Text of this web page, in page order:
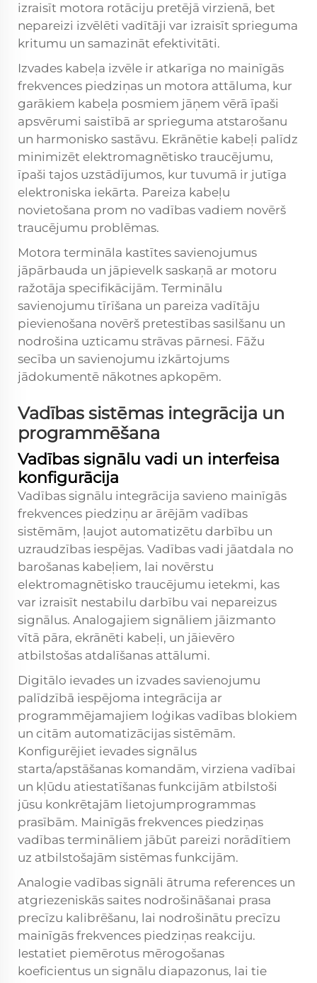
izraisīt motora rotāciju pretējā virzienā, bet
nepareizi izvēlēti vadītāji var izraisīt sprieguma
kritumu un samazināt efektivitāti.
Izvades kabeļa izvēle ir atkarīga no mainīgās
frekvences piedziņas un motora attāluma, kur
garākiem kabeļa posmiem jāņem vērā īpaši
apsvērumi saistībā ar sprieguma atstarošanu
un harmonisko sastāvu. Ekrānētie kabeļi palīdz
minimizēt elektromagnētisko traucējumu,
īpaši tajos uzstādījumos, kur tuvumā ir jutīga
elektroniska iekārta. Pareiza kabeļu
novietošana prom no vadības vadiem novērš
traucējumu problēmas.
Motora termināla kastītes savienojumus
jāpārbauda un jāpievelk saskaņā ar motoru
ražotāja specifikācijām. Terminālu
savienojumu tīrīšana un pareiza vadītāju
pievienošana novērš pretestības sasilšanu un
nodrošina uzticamu strāvas pārnesi. Fāžu
secība un savienojumu izkārtojums
jādokumentē nākotnes apkopēm.
Vadības sistēmas integrācija un
programmēšana
Vadības signālu vadi un interfeisa
konfigurācija
Vadības signālu integrācija savieno mainīgās
frekvences piedziņu ar ārējām vadības
sistēmām, ļaujot automatizētu darbību un
uzraudzības iespējas. Vadības vadi jāatdala no
barošanas kabeļiem, lai novērstu
elektromagnētisko traucējumu ietekmi, kas
var izraisīt nestabilu darbību vai nepareizus
signālus. Analogajiem signāliem jāizmanto
vītā pāra, ekrānēti kabeļi, un jāievēro
atbilstošas atdalīšanas attālumi.
Digitālo ievades un izvades savienojumu
palīdzībā iespējoma integrācija ar
programmējamajiem loģikas vadības blokiem
un citām automatizācijas sistēmām.
Konfigurējiet ievades signālus
starta/apstāšanas komandām, virziena vadībai
un kļūdu atiestatīšanas funkcijām atbilstoši
jūsu konkrētajām lietojumprogrammas
prasībām. Mainīgās frekvences piedziņas
vadības termināliem jābūt pareizi norādītiem
uz atbilstošajām sistēmas funkcijām.
Analogie vadības signāli ātruma references un
atgriezeniskās saites nodrošināšanai prasa
precīzu kalibrēšanu, lai nodrošinātu precīzu
mainīgās frekvences piedziņas reakciju.
Iestatiet piemērotus mērogošanas
koeficientus un signālu diapazonus, lai tie